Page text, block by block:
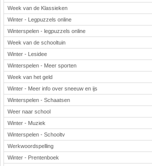
Week van de Klassieken
Winter - Legpuzzels online
Winterspelen - legpuzzels online
Week van de schooltuin
Winter - Lesidee
Winterspelen - Meer sporten
Week van het geld
Winter - Meer info over sneeuw en ijs
Winterspelen - Schaatsen
Weer naar school
Winter - Muziek
Winterspelen - Schooltv
Werkwoordspelling
Winter - Prentenboek